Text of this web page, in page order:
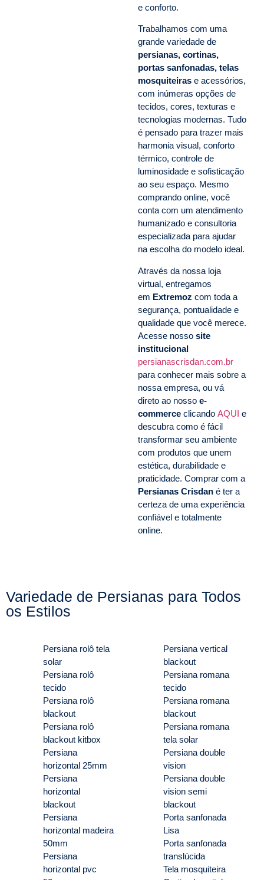
e conforto.
Trabalhamos com uma
grande variedade de
persianas, cortinas,
portas sanfonadas, telas
mosquiteiras e acessórios,
com inúmeras opções de
tecidos, cores, texturas e
tecnologias modernas. Tudo
é pensado para trazer mais
harmonia visual, conforto
térmico, controle de
luminosidade e sofisticação
ao seu espaço. Mesmo
comprando online, você
conta com um atendimento
humanizado e consultoria
especializada para ajudar
na escolha do modelo ideal.
Através da nossa loja
virtual, entregamos
em Extremoz com toda a
segurança, pontualidade e
qualidade que você merece.
Acesse nosso site
institucional
persianascrisdan.com.br
para conhecer mais sobre a
nossa empresa, ou vá
direto ao nosso e-
commerce clicando AQUI e
descubra como é fácil
transformar seu ambiente
com produtos que unem
estética, durabilidade e
praticidade. Comprar com a
Persianas Crisdan é ter a
certeza de uma experiência
confiável e totalmente
online.
Variedade de Persianas para Todos
os Estilos
Persiana rolô tela
solar
Persiana rolô
tecido
Persiana rolô
blackout
Persiana rolô
blackout kitbox
Persiana
horizontal 25mm
Persiana
horizontal
blackout
Persiana
horizontal madeira
50mm
Persiana
horizontal pvc
Persiana vertical
blackout
Persiana romana
tecido
Persiana romana
blackout
Persiana romana
tela solar
Persiana double
vision
Persiana double
vision semi
blackout
Porta sanfonada
Lisa
Porta sanfonada
translúcida
Tela mosquiteira